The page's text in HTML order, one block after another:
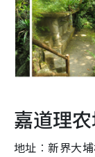
嘉道理
地址︰新界大